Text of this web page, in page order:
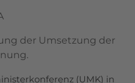
der Umsetzung der
(UMK) in